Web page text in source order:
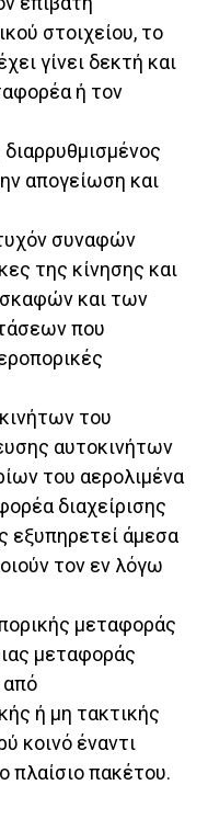
στοιχείου, το
γίνει δεκτή και
ή τον
απογείωση και
συναφών
της κίνησης και
και των
που
του
αυτοκινήτων
του αερολιμένα
διαχείρισης
εξυπηρετεί άμεσα
τον εν λόγω
μεταφοράς
μεταφοράς
από
ή μη τακτικής
κοινό έναντι
πλαίσιο πακέτου.